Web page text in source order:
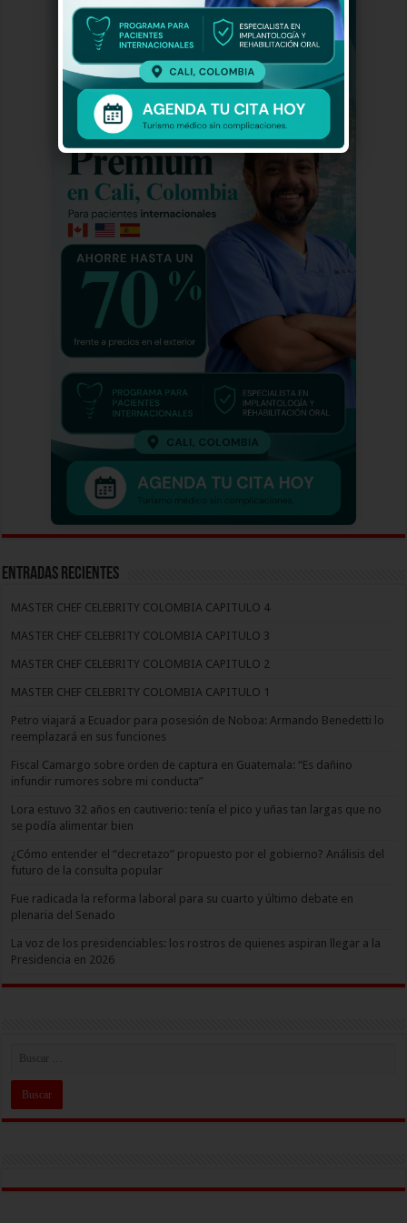
Entradas recientes
MASTER CHEF CELEBRITY COLOMBIA CAPITULO 4
MASTER CHEF CELEBRITY COLOMBIA CAPITULO 3
MASTER CHEF CELEBRITY COLOMBIA CAPITULO 2
MASTER CHEF CELEBRITY COLOMBIA CAPITULO 1
Petro viajará a Ecuador para posesión de Noboa: Armando Benedetti lo
reemplazará en sus funciones
Fiscal Camargo sobre orden de captura en Guatemala: “Es dañino
infundir rumores sobre mi conducta”
Lora estuvo 32 años en cautiverio: tenía el pico y uñas tan largas que no
se podía alimentar bien
¿Cómo entender el “decretazo” propuesto por el gobierno? Análisis del
futuro de la consulta popular
Fue radicada la reforma laboral para su cuarto y último debate en
plenaria del Senado
La voz de los presidenciables: los rostros de quienes aspiran llegar a la
Presidencia en 2026